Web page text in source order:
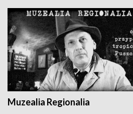
Muzealia Regionalia